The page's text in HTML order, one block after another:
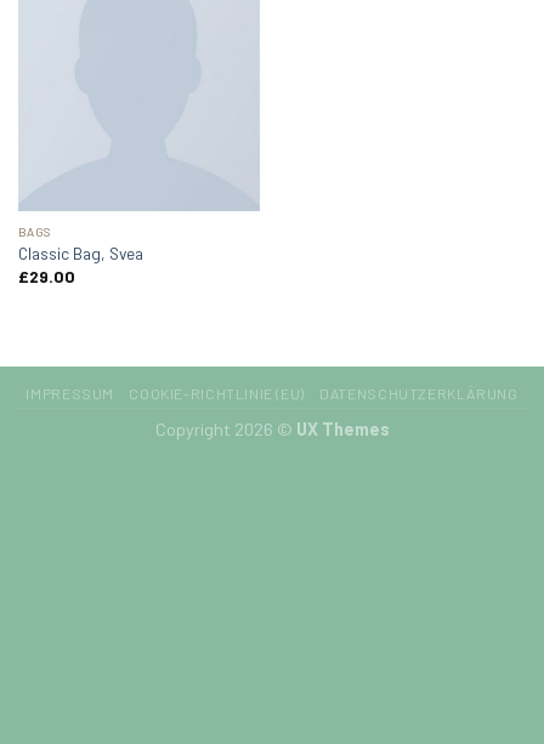
BAGS
Classic Bag, Svea
£29.00
IMPRESSUM COOKIE-RICHTLINIE (EU) DATENSCHUTZERKLÄRUNG
Copyright 2026 © UX Themes